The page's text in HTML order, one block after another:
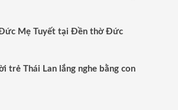
Đức Mẹ Tuyết tại Đền thờ Đức
trẻ Thái Lan lắng nghe bằng con